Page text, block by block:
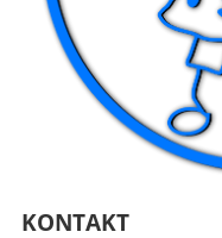
KONTAKT